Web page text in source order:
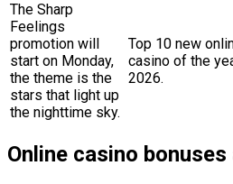
The Sharp
Feelings
promotion will
start on Monday,
the theme is the
stars that light up
the nighttime sky.
Top 10 new
casino of the
2026.
Online casino